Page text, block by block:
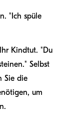
"Ich spüle
Ihr Kindtut. "Du
Selbst
Sie die
um